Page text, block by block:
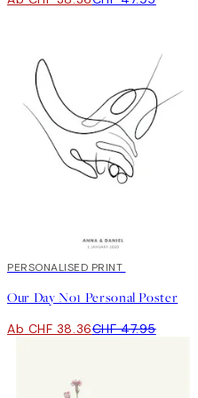
20%*
PERSONALISED PRINT
Our Day No1 Personal Poster
Ab CHF 38.36CHF 47.95